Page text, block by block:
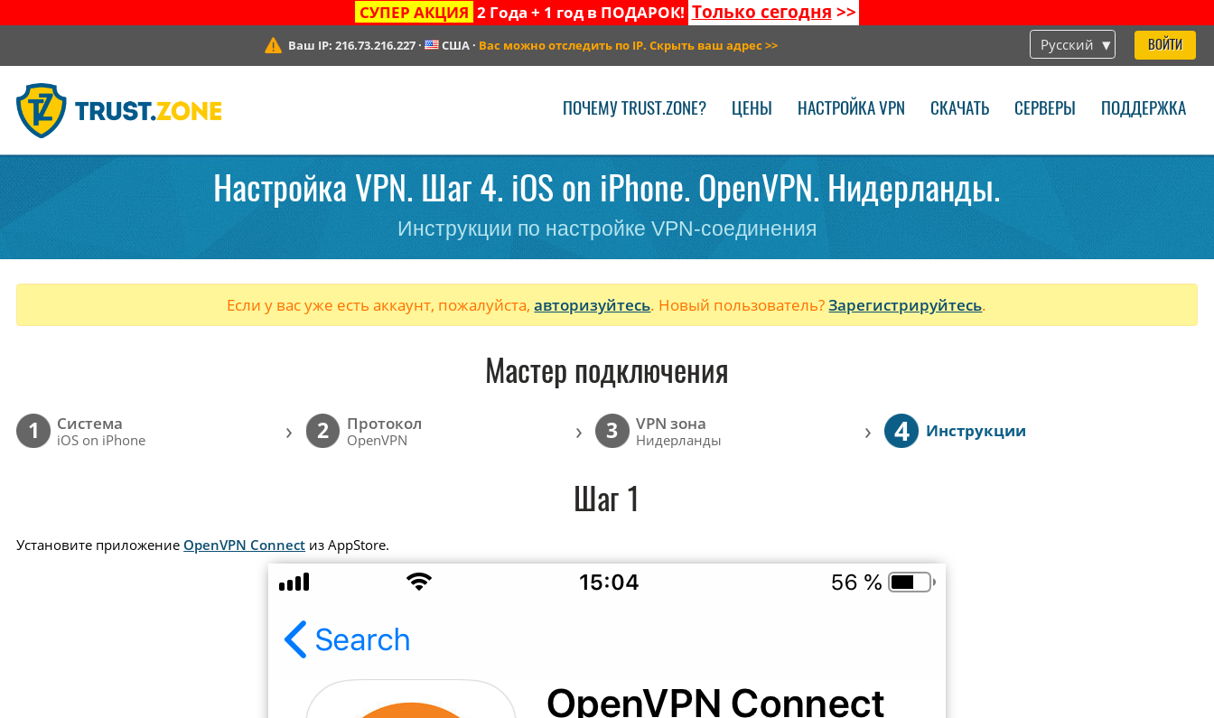
СУПЕР АКЦИЯ 2 Года + 1 год в ПОДАРОК! Только сегодня >>
Русский ВОЙТИ
Ваш IP:216.73.216.227 · США· Вас можно отследить по IP. Скрыть ваш адрес >>
ПОЧЕМУ TRUST.ZONE? ЦЕНЫ НАСТРОЙКА VPN СКАЧАТЬ СЕРВЕРЫ ПОДДЕРЖКА
Настройка VPN. Шаг 4. iOS on iPhone. OpenVPN. Нидерланды.
Инструкции по настройке VPN-соединения
Если у вас уже есть аккаунт, пожалуйста,авторизуйтесь. Новый пользователь?Зарегистрируйтесь.
Мастер подключения
1 Cистема
iOS on iPhone › 2 Протокол
OpenVPN › 3 VPN зона
Нидерланды › 4 Инструкции
Шаг 1
Установите приложение OpenVPN Connect из AppStore.